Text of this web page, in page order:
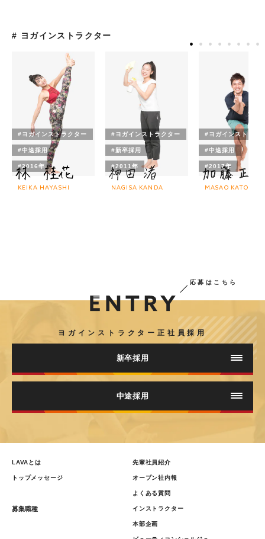
# ヨガインストラクター
KEIKA HAYASHI
#ヨガインストラクター
#中途採用
#2016年
NAGISA KANDA
#ヨガインストラクター
#新卒採用
#2011年
MASAO KATO
#ヨガインストラク
#中途採用
#2017年
応募はこちら
ヨガインストラクター正社員採用
新卒採用
新卒採用(インターンシップ・説明会 等）
中途採用
LAVAとは
トップメッセージ
先輩社員紹介
オープン社内報
よくある質問
募集職種 インストラクター
本部企画